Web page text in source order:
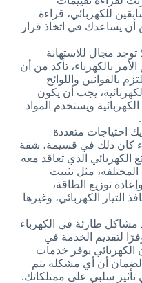
للكهربائي، قراءة
أن يساعدك في اتخاذ قرار
توجد مجال للاستهانة
بالكهرباء، تأكد من أن
بالقوانين واللوائح
يجب أن يكون
ويستخدم المواد
احتياجات متعددة
كان ذلك في قسيمة، شقة
الكهربائي الذي تعاقد معه
مثل تثبيت
توزيع الطاقة،
التيار الكهربائي، وغيرها
طارئة في الكهرباء
لتقديم الخدمة في
الكهربائي يوفر خدمات
أن أي مشكلة يتم
تأثير سلبي على ممتلكاتك.